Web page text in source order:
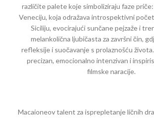
različite palete koje simboliziraju faze priče:
Veneciju, koja odražava introspektivni
Siciliju, evocirajući sunčane pejzaže i
melankolična ljubičasta za završni čin,
refleksije i suočavanje s prolaznošću
precizan, emocionalno intenzivan i
filmske naracije.
Macaioneov talent za isprepletanje ličnih